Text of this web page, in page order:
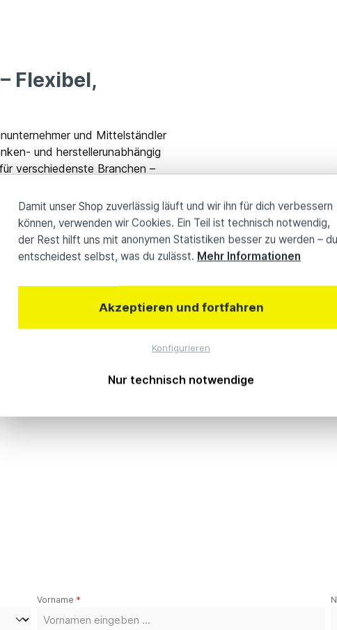
Flexibel,
und Mittelständler
und herstellerunabhängig
verschiedenste Branchen –
Expertise.
Leasing Portal.
nach Maß.
für alle Branchen.
für Ihre Investitionen –
Vorname *
Damit unser Shop zuverlässig läuft und wir ihn für dich verbessern
können, verwenden wir Cookies. Ein Teil ist technisch notwendig,
der Rest hilft uns mit anonymen Statistiken besser zu werden – du
entscheidest selbst, was du zulässt. Mehr Informationen
Akzeptieren und fortfahren
Nur technisch notwendige
Konfigurieren